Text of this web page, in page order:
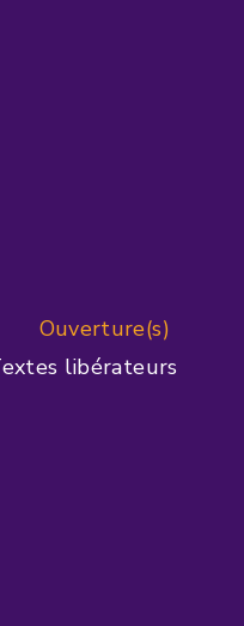
Ouverture(s)
libérateurs